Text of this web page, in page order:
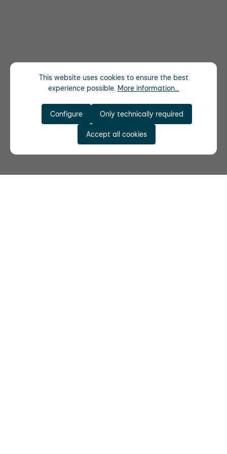
This website uses cookies to ensure the best
experience possible. More information...
Only technically required
Configure
Accept all cookies